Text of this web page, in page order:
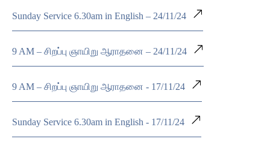
Sunday Service 6.30am in English – 24/11/24
9 AM – சிறப்பு ஞாயிறு ஆராதனை – 24/11/24
9 AM – சிறப்பு ஞாயிறு ஆராதனை - 17/11/24
Sunday Service 6.30am in English - 17/11/24